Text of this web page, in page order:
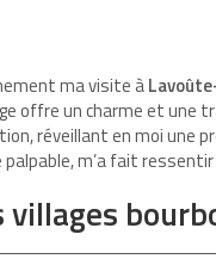
ma visite à
offre un charme et une
réveillant en moi une
m’a fait